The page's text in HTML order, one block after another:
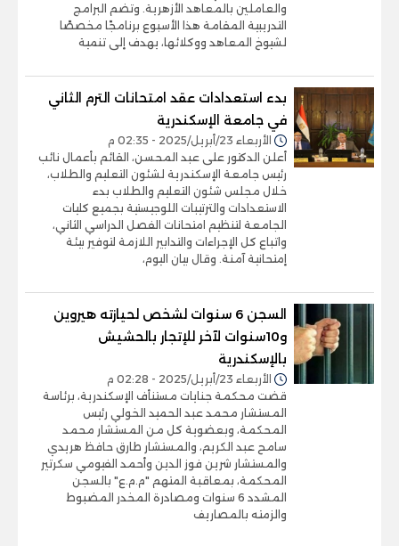
والعاملين بالمعاهد الأزهرية. وتضم البرامج
التدريبية المقامة هذا الأسبوع برنامجًا مخصصًا
لشيوخ المعاهد ووكلائها، يهدف إلى تنمية
بدء استعدادات عقد امتحانات الترم الثاني
في جامعة الإسكندرية
الأربعاء 23/أبريل/2025 - 02:35 م
أعلن الدكتور على عبد المحسن، القائم بأعمال نائب
رئيس جامعة الإسكندرية لشئون التعليم والطلاب،
خلال مجلس شئون التعليم والطلاب بدء
الاستعدادات والترتيبات اللوجيستية بجميع كليات
الجامعة لتنظيم امتحانات الفصل الدراسي الثاني،
واتباع كل الإجراءات والتدابير اللازمة لتوفير بيئة
إمتحانية آمنة. وقال بيان اليوم،
السجن 6 سنوات لشخص لحيازته هيروين
و10سنوات لآخر للإتجار بالحشيش
بالإسكندرية
الأربعاء 23/أبريل/2025 - 02:28 م
قضت محكمة جنايات مستنأف الإسكندرية، برئاسة
المستشار محمد عبد الحميد الخولي رئيس
المحكمة، وبعضوية كل من المستشار محمد
سامح عبد الكريم، والمستشار طارق حافظ هريدي
والمستشار شرين فوز الدين وأحمد الفيومي سكرتير
المحكمة، بمعاقبة المتهم "م.م.ع" بالسجن
المشدد 6 سنوات ومصادرة المخدر المضبوط
والزمته بالمصاريف